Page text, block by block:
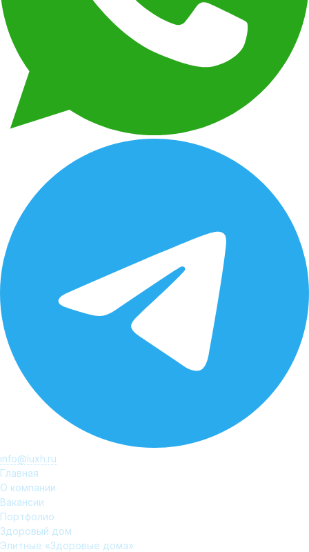
info@luxh.ru
Главная
О компании
Вакансии
Портфолио
Здоровый дом
Элитные «Здоровые дома»